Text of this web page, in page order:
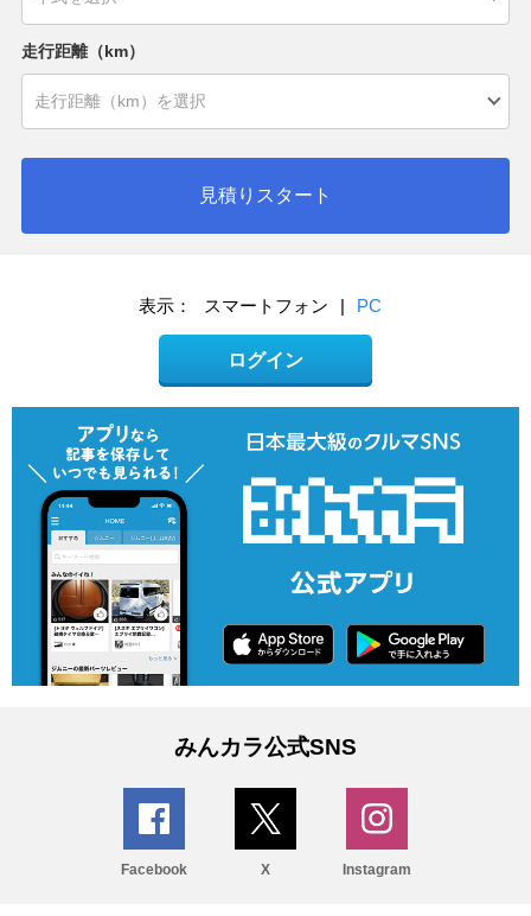
走行距離（km）
見積りスタート
表示： スマートフォン | PC
ログイン
みんカラ公式SNS
Facebook X Instagram